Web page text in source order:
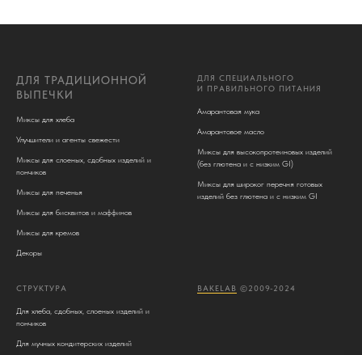
ДЛЯ ТРАДИЦИОННОЙ
ВЫПЕЧКИ
Миксы для хлеба
Улучшители и агенты свежести
Миксы для слоеных, сдобных изделий и
пончиков
Миксы для печенья
Миксы для бисквитов и маффинов
Миксы для кремов
Декоры
ДЛЯ СПЕЦИАЛЬНОГО
И ПРАВИЛЬНОГО ПИТАНИЯ
Амарантовая мука
Амарантовое масло
Миксы для высокопротеиновых изделий
(без глютена и c низким GI)
Миксы для широког перечня готовых
изделий без глютена и с низким GI
СТРУКТУРА
Для хлеба, сдобных, слоеных изделий и
пончиков
Для мучных кондитерских изделий
BAKELAB ©2009-2024